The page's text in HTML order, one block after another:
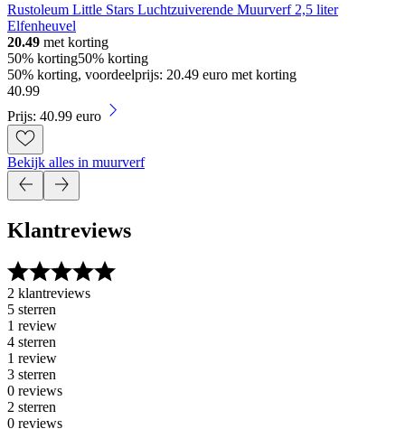
Rustoleum Little Stars Luchtzuiverende Muurverf 2,5 liter
Elfenheuvel
20.49 met korting
50% korting50% korting
50% korting, voordeelprijs: 20.49 euro met korting
40.99
Prijs: 40.99 euro
Bekijk alles in muurverf
Klantreviews
2 klantreviews
5 sterren
1 review
4 sterren
1 review
3 sterren
0 reviews
2 sterren
0 reviews